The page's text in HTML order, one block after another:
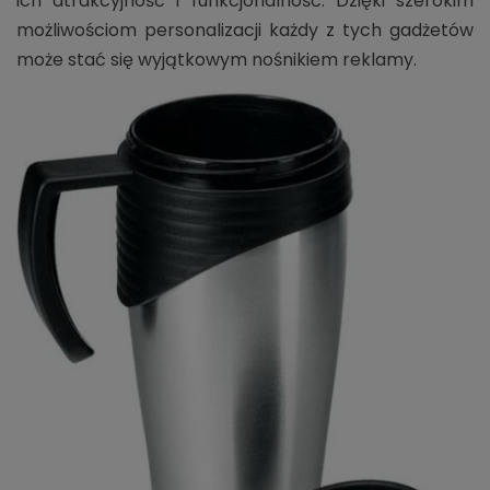
możliwościom personalizacji każdy z tych gadżetów
może stać się wyjątkowym nośnikiem reklamy.